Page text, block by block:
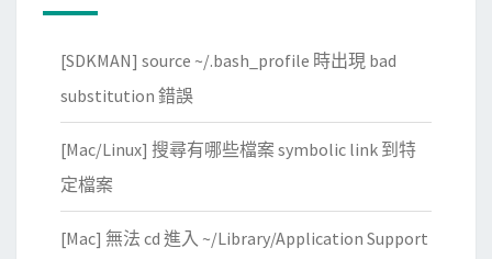
[SDKMAN] source ~/.bash_profile 時出現 bad
substitution 錯誤
[Mac/Linux] 搜尋有哪些檔案 symbolic link 到特
定檔案
[Mac] 無法 cd 進入 ~/Library/Application Support